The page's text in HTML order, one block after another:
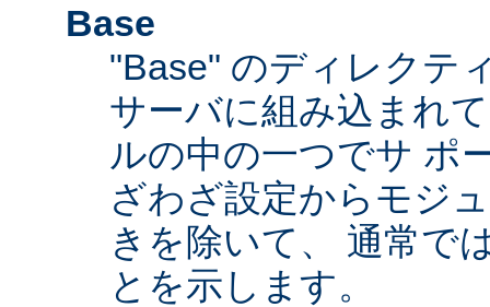
Base
"Base" のディレクテ
サーバに組み込まれ
ルの中の一つでサ ポ
ざわざ設定からモジ
きを除いて、 通常で
とを示します。